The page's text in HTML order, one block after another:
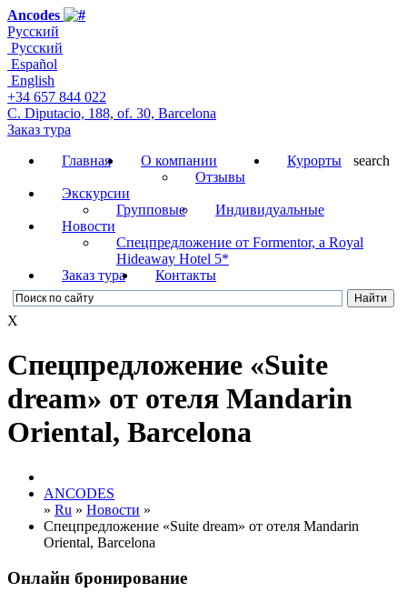
Ancodes
Русский
Русский
Español
English
+34 657 844 022
C. Diputacio, 188, of. 30, Barcelona
Заказ тура
Главная
О компании
Отзывы
Курорты
Экскурсии
Групповые
Индивидуальные
Новости
Cпецпредложение от Formentor, a Royal
Hideaway Hotel 5*
Заказ тура
Контакты
search
X
Спецпредложение «Suite
dream» от отеля Mandarin
Oriental, Barcelona
ANCODES
» Ru » Новости »
Спецпредложение «Suite dream» от отеля Mandarin
Oriental, Barcelona
Онлайн бронирование